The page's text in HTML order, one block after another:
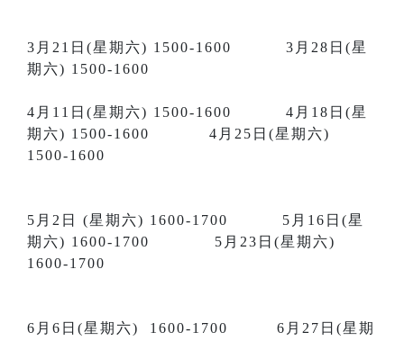
3月21日(星期六) 1500-1600 3月28日(星
期六) 1500-1600
4月11日(星期六) 1500-1600 4月18日(星
期六) 1500-1600 4月25日(星期六)
1500-1600
5月2日 (星期六) 1600-1700 5月16日(星
期六) 1600-1700 5月23日(星期六)
1600-1700
6月6日(星期六) 1600-1700 6月27日(星期